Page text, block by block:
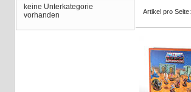
keine Unterkategorie
vorhanden
Artikel pro Seite: